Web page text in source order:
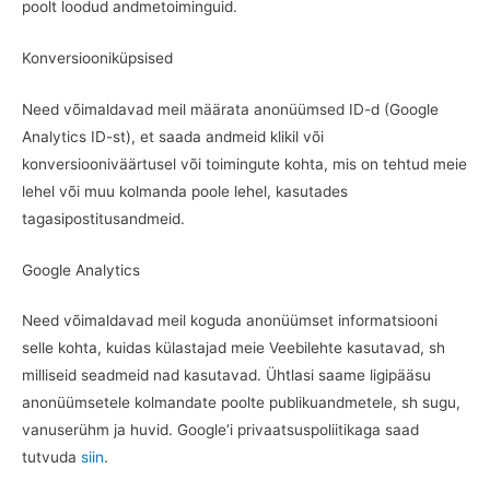
poolt loodud andmetoiminguid.
Konversiooniküpsised
Need võimaldavad meil määrata anonüümsed ID-d (Google
Analytics ID-st), et saada andmeid klikil või
konversiooniväärtusel või toimingute kohta, mis on tehtud meie
lehel või muu kolmanda poole lehel, kasutades
tagasipostitusandmeid.
Google Analytics
Need võimaldavad meil koguda anonüümset informatsiooni
selle kohta, kuidas külastajad meie Veebilehte kasutavad, sh
milliseid seadmeid nad kasutavad. Ühtlasi saame ligipääsu
anonüümsetele kolmandate poolte publikuandmetele, sh sugu,
vanuserühm ja huvid. Google’i privaatsuspoliitikaga saad
tutvuda siin.